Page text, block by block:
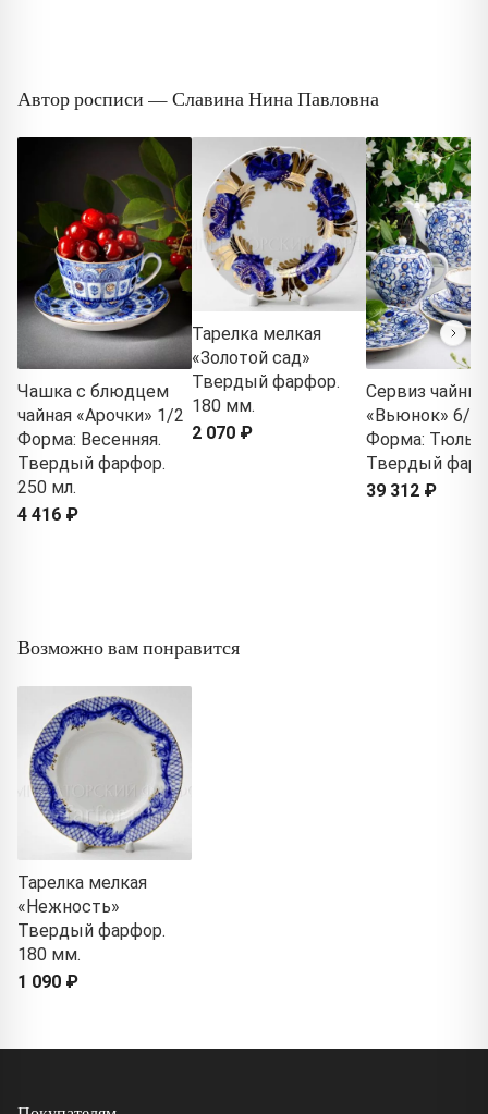
Автор росписи — Славина Нина Павловна
Чашка с блюдцем
чайная «Арочки» 1/2
Форма: Весенняя.
Твердый фарфор.
250 мл.
4 416 ₽
Тарелка мелкая
«Золотой сад»
Твердый фарфор.
180 мм.
2 070 ₽
Сервиз
«Вьюнок» 6/
Форма:
Твердый
39 312 ₽
Возможно вам понравится
Тарелка мелкая
«Нежность»
Твердый фарфор.
180 мм.
1 090 ₽